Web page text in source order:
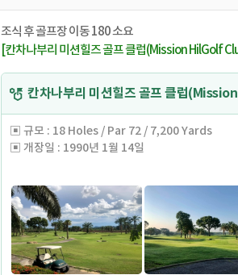
조식 후 골프장 이동 180 소요
[칸차나부리 미션힐즈 골프 클럽(Mission HilGolf
칸차나부리 미션힐즈 골프 클럽
▣ 규모 : 18 Holes / Par 72 / 7,200 Yards
▣ 개장일 : 1990년 1월 14일
태국 칸차나부리에 위치한 미션힐즈cc는 골프전
100대 명문 골프장 중 하나입니다.
태국 골프장 중 20위안에 드는 골프장으로 잭 니
1916년, 미국프로골프협회에 의해 시작되어 세
태국 골프장 중 최초로 PGA 기준 코스에 합격한